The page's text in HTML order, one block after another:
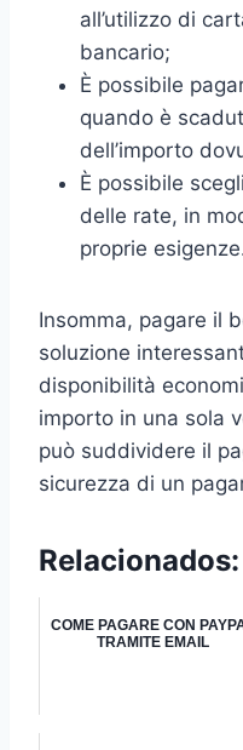
all’utilizzo di
bancario;
È possibile
quando è
dell’importo
È possibile
delle rate, in
proprie
Insomma, pagare il
soluzione
disponibilità
importo in una sola
può suddividere il
sicurezza di un
Relacionados:
COME PAGARE CON
TRAMITE EMAIL